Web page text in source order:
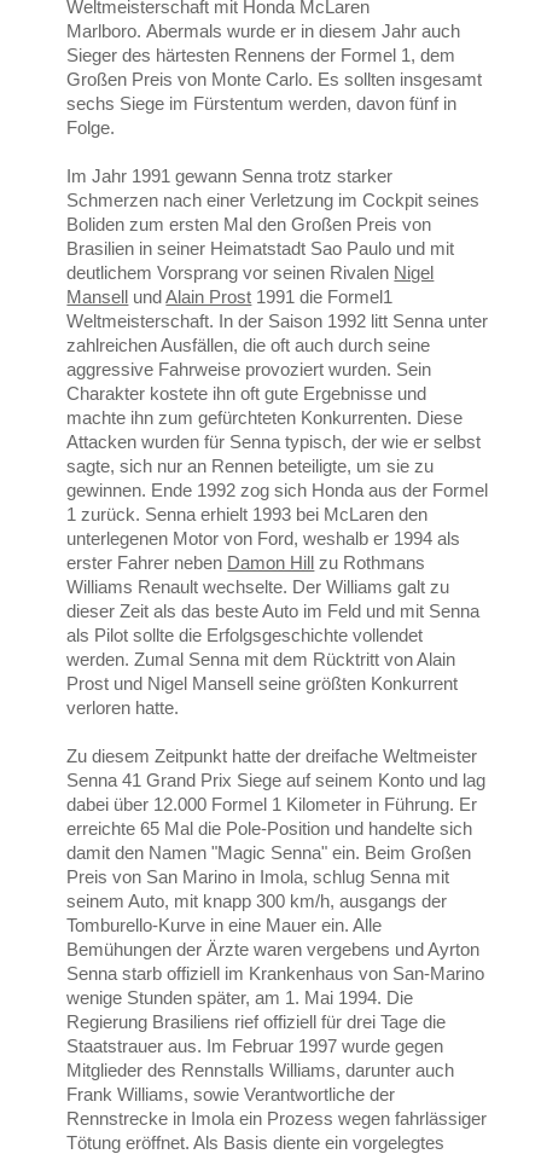
Weltmeisterschaft mit Honda McLaren
Marlboro. Abermals wurde er in diesem Jahr auch
Sieger des härtesten Rennens der Formel 1, dem
Großen Preis von Monte Carlo. Es sollten insgesamt
sechs Siege im Fürstentum werden, davon fünf in
Folge.
Im Jahr 1991 gewann Senna trotz starker
Schmerzen nach einer Verletzung im Cockpit seines
Boliden zum ersten Mal den Großen Preis von
Brasilien in seiner Heimatstadt Sao Paulo und mit
deutlichem Vorsprang vor seinen Rivalen Nigel
Mansell undAlain Prost 1991 die Formel1
Weltmeisterschaft. In der Saison 1992 litt Senna unter
zahlreichen Ausfällen, die oft auch durch seine
aggressive Fahrweise provoziert wurden. Sein
Charakter kostete ihn oft gute Ergebnisse und
machte ihn zum gefürchteten Konkurrenten. Diese
Attacken wurden für Senna typisch, der wie er selbst
sagte, sich nur an Rennen beteiligte, um sie zu
gewinnen. Ende 1992 zog sich Honda aus der Formel
1 zurück. Senna erhielt 1993 bei McLaren den
unterlegenen Motor von Ford, weshalb er 1994 als
erster Fahrer neben Damon Hill zu Rothmans
Williams Renault wechselte. Der Williams galt zu
dieser Zeit als das beste Auto im Feld und mit Senna
als Pilot sollte die Erfolgsgeschichte vollendet
werden. Zumal Senna mit dem Rücktritt von Alain
Prost und Nigel Mansell seine größten Konkurrent
verloren hatte.
Zu diesem Zeitpunkt hatte der dreifache Weltmeister
Senna 41 Grand Prix Siege auf seinem Konto und lag
dabei über 12.000 Formel 1 Kilometer in Führung. Er
erreichte 65 Mal die Pole-Position und handelte sich
damit den Namen "Magic Senna" ein. Beim Großen
Preis von San Marino in Imola, schlug Senna mit
seinem Auto, mit knapp 300 km/h, ausgangs der
Tomburello-Kurve in eine Mauer ein. Alle
Bemühungen der Ärzte waren vergebens und Ayrton
Senna starb offiziell im Krankenhaus von San-Marino
wenige Stunden später,am 1. Mai 1994. Die
Regierung Brasiliens rief offiziell für drei Tage die
Staatstrauer aus. Im Februar 1997 wurde gegen
Mitglieder des Rennstalls Williams, darunter auch
Frank Williams, sowie Verantwortliche der
Rennstrecke in Imola ein Prozess wegen fahrlässiger
Tötung eröffnet. Als Basis diente ein vorgelegtes